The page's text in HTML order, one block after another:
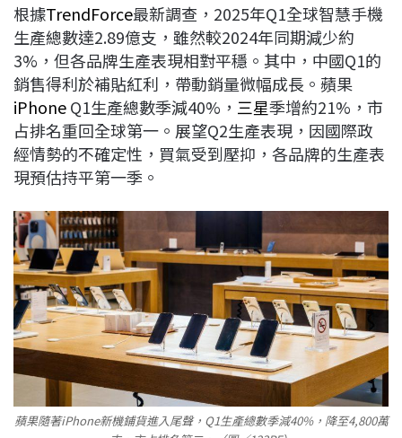
b
o
o
k
a
d
s
e
d
I
n
L
i
n
k
根據TrendForce最新調查，2025年Q1全球智慧手機
生產總數達2.89億支，雖然較2024年同期減少約
3%，但各品牌生產表現相對平穩。其中，中國Q1的
銷售得利於補貼紅利，帶動銷量微幅成長。蘋果
iPhoneQ1生產總數季減40%， 三星季增約21%，市
占排名重回全球第一。展望Q2生產表現，因國際政
經情勢的不確定性，買氣受到壓抑，各品牌的生產表
現預估持平第一季。
蘋果隨著iPhone新機鋪貨進入尾聲，Q1生產總數季減40%，降至4,800萬